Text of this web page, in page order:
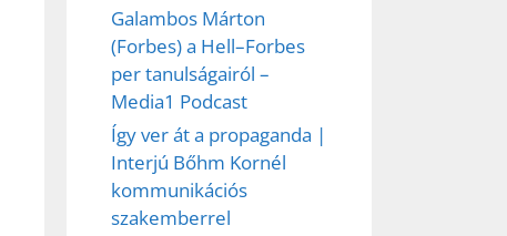
Galambos Márton
(Forbes) a Hell–Forbes
per tanulságairól –
Media1 Podcast
Így ver át a propaganda |
Interjú Bőhm Kornél
kommunikációs
szakemberrel